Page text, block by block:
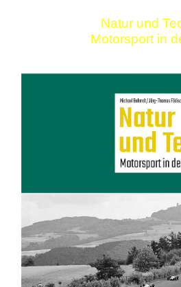
Natur und
Motorsport in